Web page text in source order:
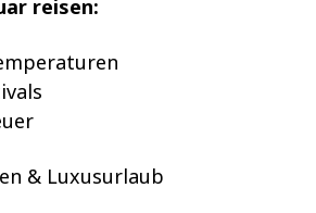
reisen:
& Luxusurlaub